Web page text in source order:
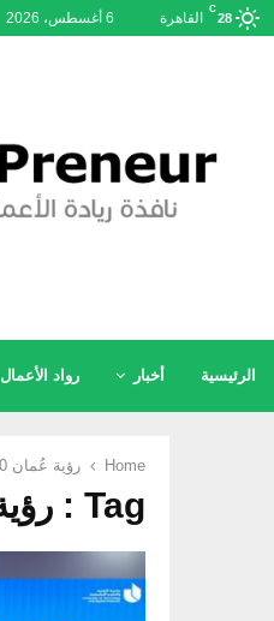
28
C
القاهرة 6 أغسطس، 2026
الرئيسية أخبار رواد الأعمال
Home رؤية عُمان 2040
Tag : رؤية عُمان 2040